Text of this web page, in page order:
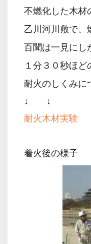
不燃化した木材
乙川河川敷で、
百聞は一見にし
１分３０秒ほ
耐火のしくみに
↓ ↓
耐火木材実験
着火後の様子